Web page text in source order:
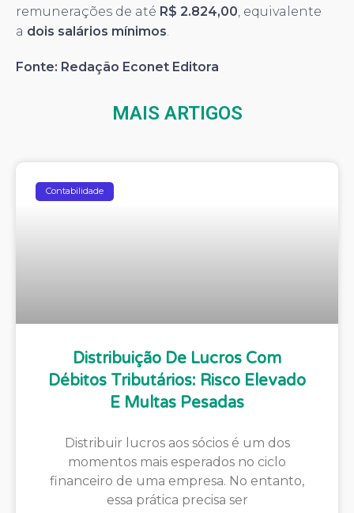
remunerações de até R$ 2.824,00 , equivalente
a dois salários mínimos
Fonte: Redação Econet Editora
MAIS ARTIGOS
Contabilidade
Distribuição De Lucros Com
Débitos Tributários: Risco Elevado
E Multas Pesadas
Distribuir lucros aos sócios é um dos
momentos mais esperados no ciclo
financeiro de uma empresa. No entanto,
essa prática precisa ser